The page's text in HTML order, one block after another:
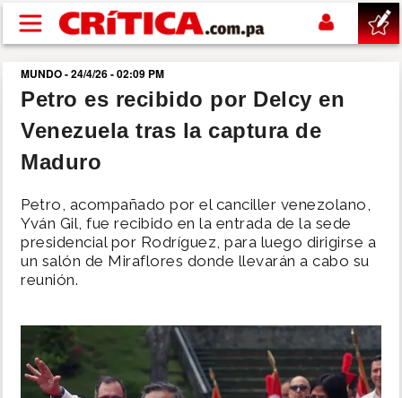
Pasar al contenido principal
buscar
SUCESOS
POLÍTICA
SHOW
DEPORTES
MUNDO
MUNDO - 24/4/26 - 02:09 PM
Petro es recibido por Delcy en
Venezuela tras la captura de
Maduro
Petro, acompañado por el canciller venezolano,
Yván Gil, fue recibido en la entrada de la sede
presidencial por Rodríguez, para luego dirigirse a
un salón de Miraflores donde llevarán a cabo su
reunión.